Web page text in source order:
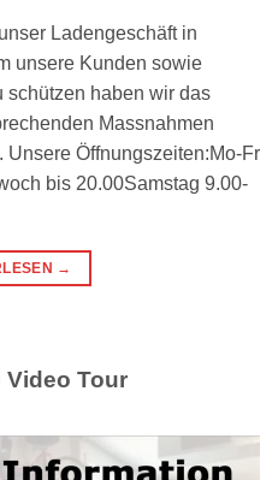
Ladengeschäft in
unsere Kunden sowie
schützen haben wir das
Massnahmen
Öffnungszeiten:Mo-Fr
bis 20.00Samstag 9.00-
→
Video Tour